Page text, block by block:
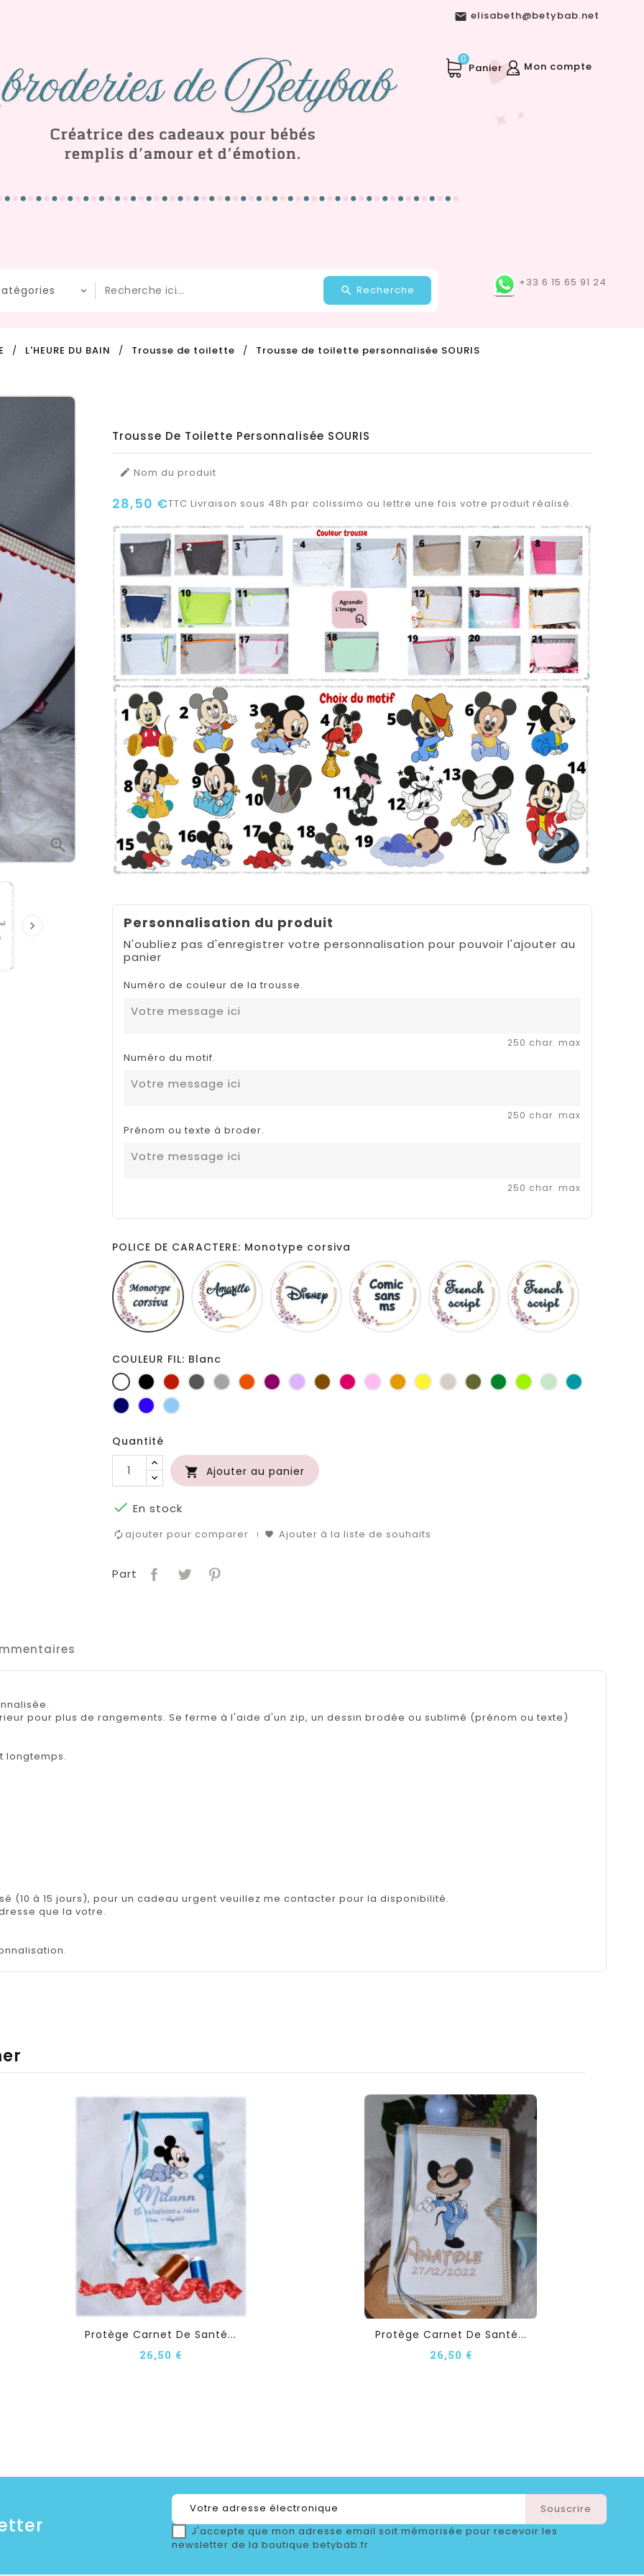
 elisabeth@betybab.net
Mon compte
Panier
0
+33 6 15 65 91 24
Recherche
L'HEURE DU BAIN Trousse de toilette Trousse de toilette personnalisée SOURIS


Trousse De Toilette Personnalisée SOURIS
 Nom du produit
28,50 €TTC Livraison sous 48h par colissimo ou lettre une fois votre produit réalisé.
Personnalisation du produit
N'oubliez pas d'enregistrer votre personnalisation pour pouvoir l'ajouter au
panier
Numéro de couleur de la trousse.
250 char. max
Numéro du motif.
250 char. max
Prénom ou texte à broder.
250 char. max
POLICE DE CARACTERE: Monotype corsiva
Monotype
corsiva
Amarillo Disney
Comic
sans
ms
French
script
COULEUR FIL: Blanc
BlancNoir RougeGris
foncé
Gris
clair
Orange
PruneLilasMarronFuchsia
RoseJaune
d'or
jauneFicelleKaki Vert
bouteille
Anis Vert
d'eau
Turquoise
MarineBleu
roi
Bleu
Quantité
 Ajouter au panier
 En stock
ajouter pour comparer Ajouter à la liste de souhaits
Part
pour plus de rangements. Se ferme à l'aide d'un zip, un dessin brodée ou sublimé (prénom ou texte)
longtemps.
(10 à 15 jours), pour un cadeau urgent veuillez me contacter pour la disponibilité.
que la votre.
Protège Carnet De Santé...
26,50 €
Protège Carnet De Santé...
26,50 €
J'accepte que mon adresse email soit mémorisée pour recevoir les
newsletter de la boutique betybab.fr